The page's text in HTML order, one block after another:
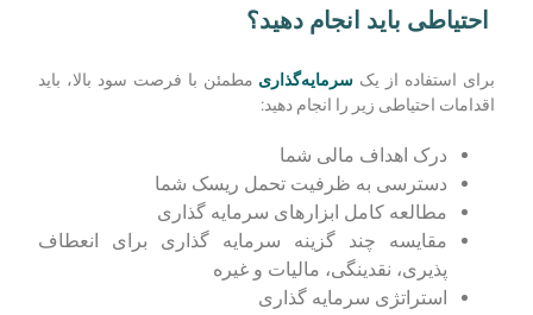
احتیاطی باید انجام دهید؟
برای استفاده از یک سرمایه‌گذاری مطمئن با فرصت سود بالا، باید
اقدامات احتیاطی زیر را انجام دهید:
درک اهداف مالی شما
دسترسی به ظرفیت تحمل ریسک شما
مطالعه کامل ابزارهای سرمایه گذاری
مقایسه چند گزینه سرمایه گذاری برای انعطاف
پذیری، نقدینگی، مالیات و غیره
استراتژی سرمایه گذاری